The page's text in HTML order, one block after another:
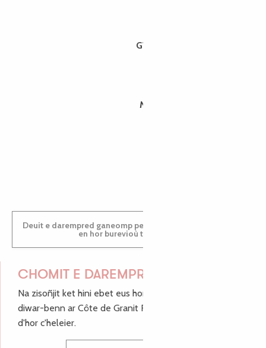
GWENAËLLE
MORGANE
Deuit e darempred ganeomp pe deuit da welet ac'hanomp
en hor burevioù touristerezh
CHOMIT E DAREMPRED !
Na zisoñjit ket hini ebet eus hor c'hinnigoù mat ha keleier
diwar-benn ar Côte de Granit Rose, enskrivit hoc'h anv
d'hor c'heleier.